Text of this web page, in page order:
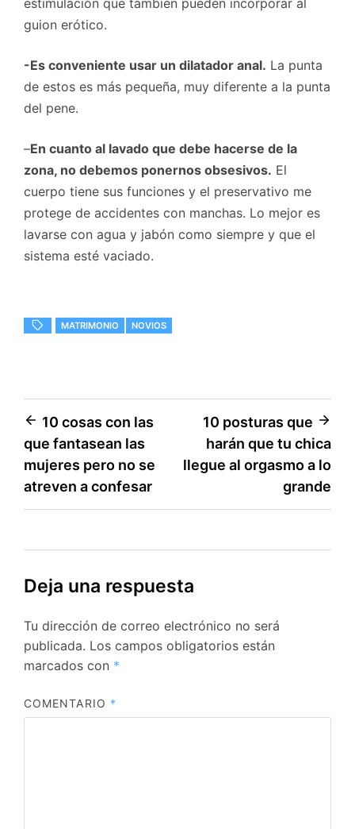
estimulación que también pueden incorporar al
guion erótico.
-Es conveniente usar un dilatador anal. La punta
de estos es más pequeña, muy diferente a la punta
del pene.
–En cuanto al lavado que debe hacerse de la
zona, no debemos ponernos obsesivos. El
cuerpo tiene sus funciones y el preservativo me
protege de accidentes con manchas. Lo mejor es
lavarse con agua y jabón como siempre y que el
sistema esté vaciado.
MATRIMONIO NOVIOS
Navegación
de
entradas
10 cosas con las
que fantasean las
mujeres pero no se
atreven a confesar
10 posturas que
harán que tu chica
llegue al orgasmo a lo
grande
Deja una respuesta
Tu dirección de correo electrónico no será
publicada. Los campos obligatorios están
marcados con *
COMENTARIO *